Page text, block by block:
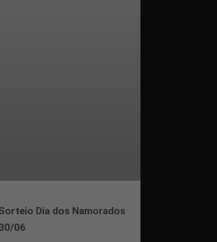
Dia dos Namorados
06